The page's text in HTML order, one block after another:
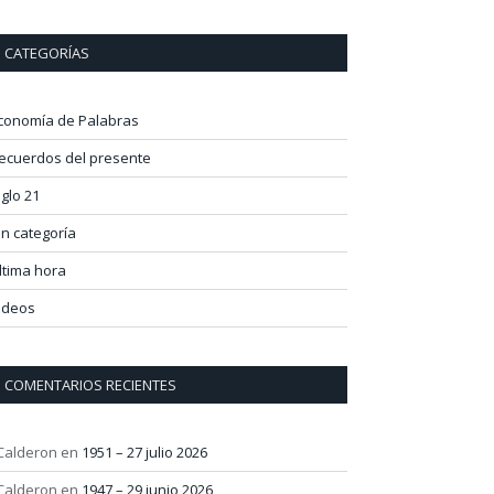
CATEGORÍAS
de Palabras
del presente
21
categoría
hora
COMENTARIOS RECIENTES
en 1951 – 27 julio 2026
en 1947 – 29 junio 2026